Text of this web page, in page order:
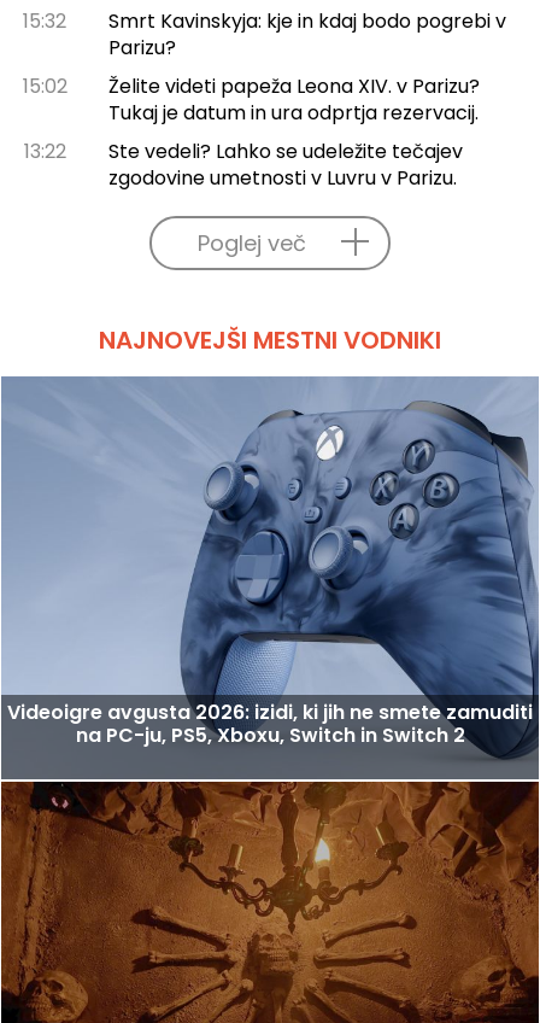
15:32
Smrt Kavinskyja: kje in kdaj bodo pogrebi v
Parizu?
15:02
Želite videti papeža Leona XIV. v Parizu?
Tukaj je datum in ura odprtja rezervacij.
13:22
Ste vedeli? Lahko se udeležite tečajev
zgodovine umetnosti v Luvru v Parizu.
Poglej več
NAJNOVEJŠI MESTNI VODNIKI
Videoigre avgusta 2026: izidi, ki jih ne smete zamuditi
na PC-ju, PS5, Xboxu, Switch in Switch 2